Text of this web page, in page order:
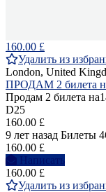
160.00 £
Удалить из
London, United
ПРОДАМ 2
Продам 2 билета
D25
160.00 £
9 лет назад Билеты
160.00 £
Написать
160.00 £
Удалить из